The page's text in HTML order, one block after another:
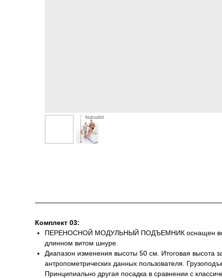
Комплект 03:
ПЕРЕНОСНОЙ МОДУЛЬНЫЙ ПОДЪЕМНИК оснащен
длинном витом шнуре.
Диапазон изменения высоты 50 см. Итоговая высота
антропометрических данных пользователя.
Принципиально другая посадка в сравнении с